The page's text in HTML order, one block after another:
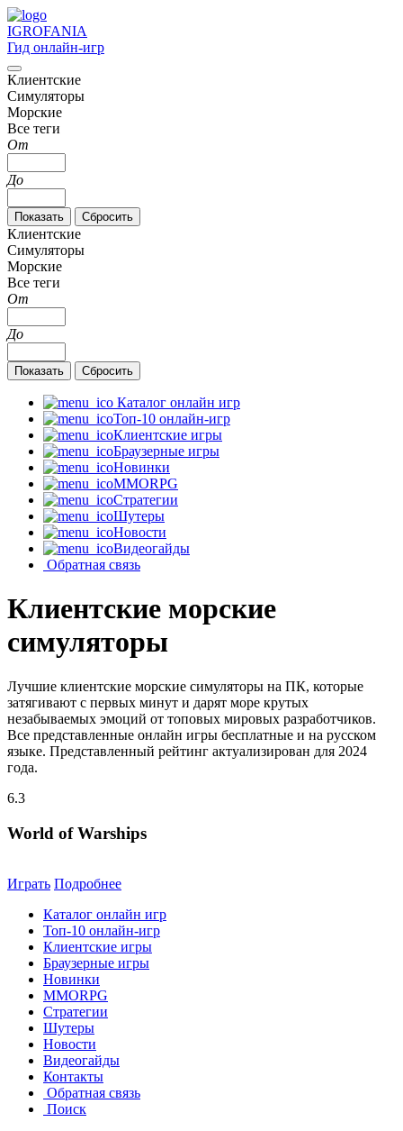
IGROFANIA
Гид онлайн-игр
Клиентские
Симуляторы
Морские
Все теги
От
До
Клиентские
Симуляторы
Морские
Все теги
От
До
Каталог онлайн игр
Топ-10 онлайн-игр
Клиентские игры
Браузерные игры
Новинки
MMORPG
Стратегии
Шутеры
Новости
Видеогайды
Обратная связь
Клиентские морские
симуляторы
Лучшие клиентские морские симуляторы на ПК, которые
затягивают с первых минут и дарят море крутых
незабываемых эмоций от топовых мировых разработчиков.
Все представленные онлайн игры бесплатные и на русском
языке. Представленный рейтинг актуализирован для 2024
года.
6.3
World of Warships
Играть Подробнее
Каталог онлайн игр
Топ-10 онлайн-игр
Клиентские игры
Браузерные игры
Новинки
MMORPG
Стратегии
Шутеры
Новости
Видеогайды
Контакты
Обратная связь
Поиск